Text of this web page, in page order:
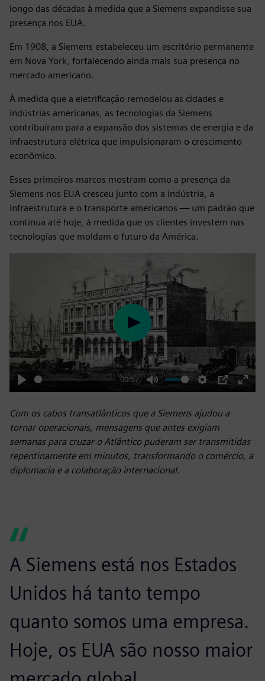
longo das décadas à medida que a Siemens expandisse sua
presença nos EUA.
Em 1908, a Siemens estabeleceu um escritório permanente
em Nova York, fortalecendo ainda mais sua presença no
mercado americano.
À medida que a eletrificação remodelou as cidades e
indústrias americanas, as tecnologias da Siemens
contribuíram para a expansão dos sistemas de energia e da
infraestrutura elétrica que impulsionaram o crescimento
econômico.
Esses primeiros marcos mostram como a presença da
Siemens nos EUA cresceu junto com a indústria, a
infraestrutura e o transporte americanos — um padrão que
continua até hoje, à medida que os clientes investem nas
tecnologias que moldam o futuro da América.
Play
00:57
Mute Settings
PIP
Enter
Play
Com os cabos transatlânticos que a Siemens ajudou a
tornar operacionais, mensagens que antes exigiam
semanas para cruzar o Atlântico puderam ser transmitidas
repentinamente em minutos, transformando o comércio, a
diplomacia e a colaboração internacional.
A Siemens está nos Estados
Unidos há tanto tempo
quanto somos uma empresa.
Hoje, os EUA são nosso maior